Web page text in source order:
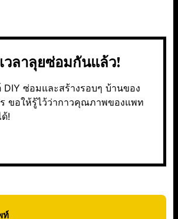
วลาลุยซ่อมกันแล้ว!
DIY ซ่อมและสร้างรอบๆ บ้านของ
ขอให้รู้ไว้ว่ากาวคุณภาพของแพท
!
ท์